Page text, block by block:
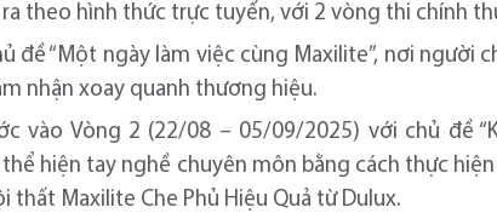
ra theo hình thức trực tuyến, với 2 vòng thi chính
“Một ngày làm việc cùng Maxilite”, nơi người
nhận xoay quanh thương hiệu.
vào Vòng 2 (22/08 – 05/09/2025) với chủ đề
thể hiện tay nghề chuyên môn bằng cách thực
thất Maxilite Che Phủ Hiệu Quả từ Dulux.